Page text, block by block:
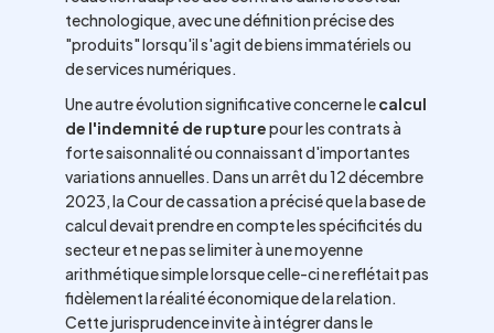
technologique, avec une définition précise des
"produits" lorsqu'il s'agit de biens immatériels ou
de services numériques.
Une autre évolution significative concerne lecalcul
de l'indemnité de rupturepour les contrats à
forte saisonnalité ou connaissant d'importantes
variations annuelles. Dans un arrêt du 12 décembre
2023, la Cour de cassation a précisé que la base de
calcul devait prendre en compte les spécificités du
secteur et ne pas se limiter à une moyenne
arithmétique simple lorsque celle-ci ne reflétait pas
fidèlement la réalité économique de la relation.
Cette jurisprudence invite à intégrer dans le